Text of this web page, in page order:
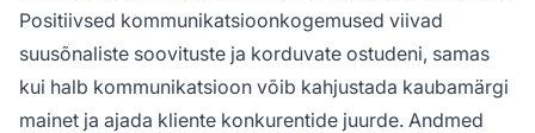
Positiivsed kommunikatsioonkogemused viivad
suusõnaliste soovituste ja korduvate ostudeni, samas
kui halb kommunikatsioon võib kahjustada kaubamärgi
mainet ja ajada kliente konkurentide juurde. Andmed